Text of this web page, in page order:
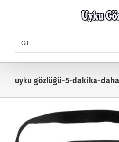
Git...
uyku gözlüğü-5-dakika-daha